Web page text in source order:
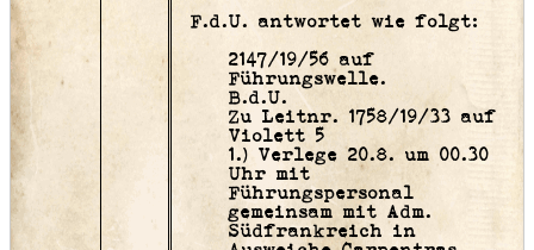
F.d.U. antwortet wie folgt:
2147/19/56 auf
Führungswelle.
B.d.U.
Zu Leitnr. 1758/19/33 auf
Violett 5
1.) Verlege 20.8. um 00.30
Uhr mit
Führungspersonal
gemeinsam mit Adm.
Südfrankreich in